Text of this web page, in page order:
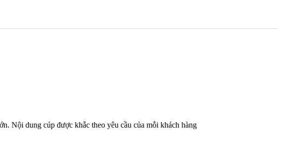
Nội dung cúp được khắc theo yêu cầu của mỗi khách hàng